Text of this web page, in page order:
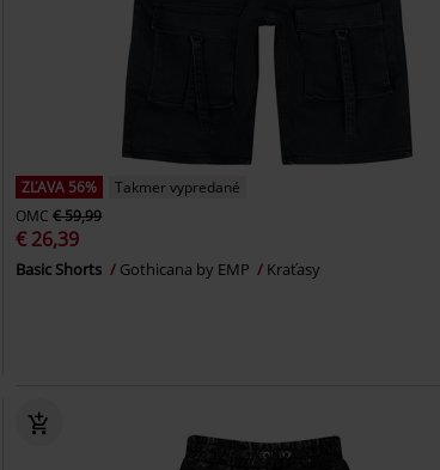
ZĽAVA 56%
Takmer vypredané
OMC € 59,99
€ 26,39
Basic Shorts Gothicana by EMP Kraťasy